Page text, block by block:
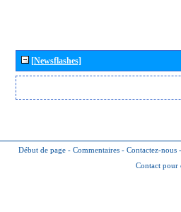
[Newsflashes]
Début de page - Commentaires - Contactez-nous
Contact pour